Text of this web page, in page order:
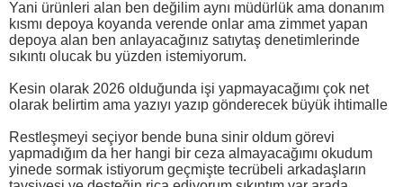
Yani ürünleri alan ben değilim aynı müdürlük ama donanım
kısmı depoya koyanda verende onlar ama zimmet yapan
depoya alan ben anlayacağınız satıytaş denetimlerinde
sıkıntı olucak bu yüzden istemiyorum.
Kesin olarak 2026 olduğunda işi yapmayacağımı çok net
olarak belirtim ama yazıyı yazıp gönderecek büyük ihtimalle
Restleşmeyi seçiyor bende buna sinir oldum görevi
yapmadığım da her hangi bir ceza almayacağımı okudum
yinede sormak istiyorum geçmişte tecrübeli arkadaşların